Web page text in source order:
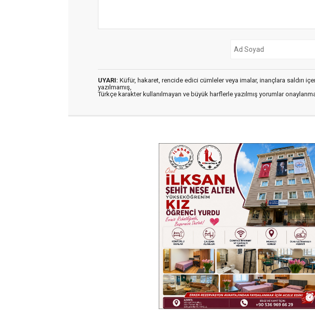
UYARI: Küfür, hakaret, rencide edici cümleler veya imalar, inançlara saldırı
yazılmamış,
Türkçe karakter kullanılmayan ve büyük harflerle yazılmış yorumlar